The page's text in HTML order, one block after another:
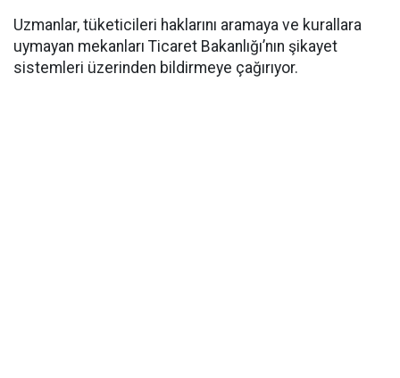
Uzmanlar, tüketicileri haklarını aramaya ve kurallara
uymayan mekanları Ticaret Bakanlığı’nın şikayet
sistemleri üzerinden bildirmeye çağırıyor.